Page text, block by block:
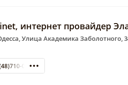
интернет провайдер
Улица Академика Заболотного,
04-10